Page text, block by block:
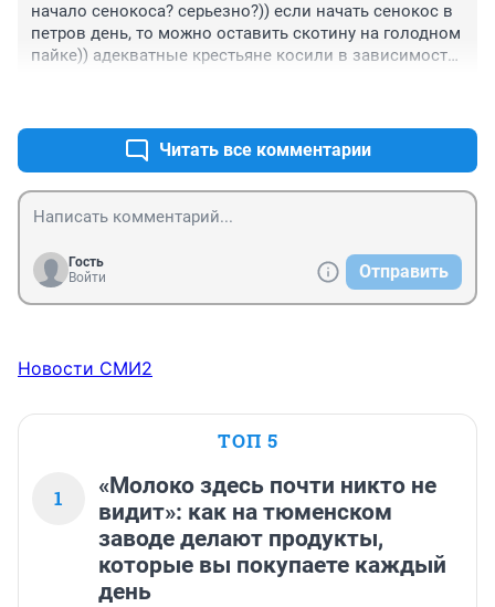
начало сенокоса? серьезно?)) если начать сенокос в
петров день, то можно оставить скотину на голодном
пайке)) адекватные крестьяне косили в зависимости
Читать все комментарии
Гость
Войти
Отправить
Новости СМИ2
ТОП 5
1
«Молоко здесь почти никто не
видит»: как на тюменском
заводе делают продукты,
которые вы покупаете каждый
день